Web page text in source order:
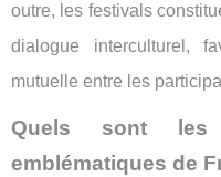
outre, les festivals
dialogue interculturel,
mutuelle entre les
Quels sont
emblématiques de